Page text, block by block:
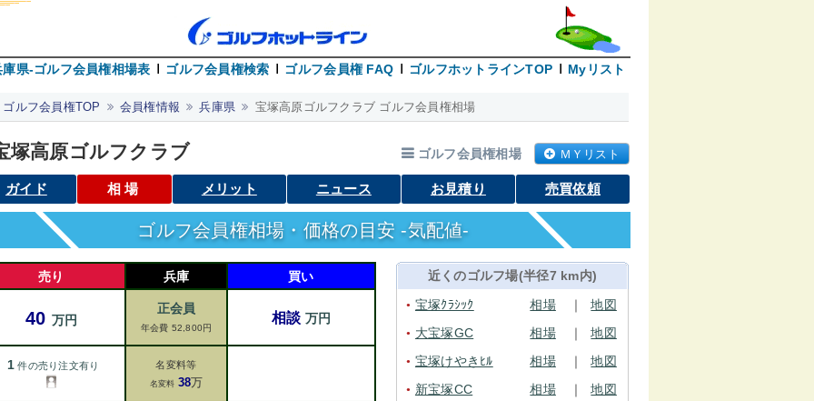
庫県-ゴルフ会員権相場表 ゴルフ会員権検索 ゴルフ会員権 FAQ ゴルフホットラインTOP Myリスト
ゴルフ会員権TOP 会員権情報 兵庫県 宝塚高原ゴルフクラブ ゴルフ会員権相場
塚高原ゴルフクラブ ゴルフ会員権相場 ＭＹリスト
ガイド 相場 メリット ニュース お見積り 売買依頼
ゴルフ会員権相場・価格の目安 -気配値-
売り
40 万円
1 件の売り注文有り
兵庫
正会員
年会費 52,800円
名変料等
名変料 38万
買い
相談 万円
近くのゴルフ場(半径7 km内)
● 宝塚ｸﾗｼｯｸ 相場 ｜ 地図
● 大宝塚GC 相場 ｜ 地図
● 宝塚けやきﾋﾙ 相場 ｜ 地図
● 新宝塚CC 相場 ｜ 地図